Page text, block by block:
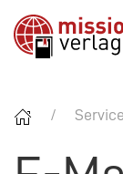
Service